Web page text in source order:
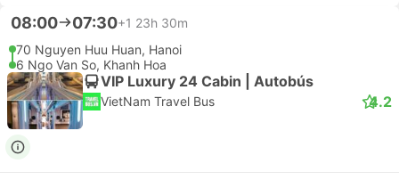
08:00 07:30+1 23h 30m
70 Nguyen Huu Huan, Hanoi
6 Ngo Van So, Khanh Hoa
VIP Luxury 24 Cabin | Autobús
VietNam Travel Bus 4.2